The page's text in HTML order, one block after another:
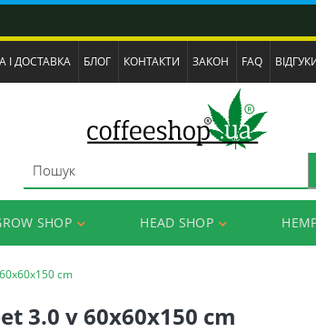
І ДОСТАВКА БЛОГ КОНТАКТИ ЗАКОН FAQ
SHOP HEAD SHOP
cm
3.0 v 60x60x150 cm